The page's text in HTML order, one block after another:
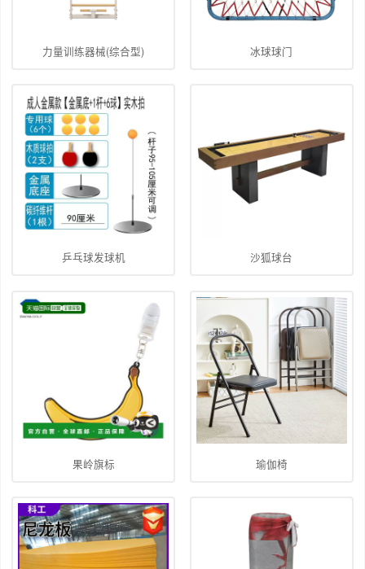
力量训练器械(综合型) 冰球球门
乒乓球发球机 沙狐球台
果岭旗标 瑜伽椅